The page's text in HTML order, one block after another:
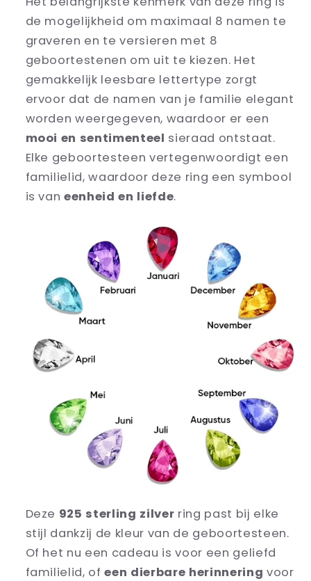
de mogelijkheid om maximaal 8 namen te
graveren en te versieren met 8
geboortestenen om uit te kiezen. Het
gemakkelijk leesbare lettertype zorgt
ervoor dat de namen van je familie elegant
worden weergegeven, waardoor er een
mooi en sentimenteel sieraad ontstaat.
Elke geboortesteen vertegenwoordigt een
familielid, waardoor deze ring een symbool
is vaneenheid en liefde.
Deze 925 sterling zilver ring past bij elke
stijl dankzij de kleur van de geboortesteen.
Of het nu een cadeau is voor een geliefd
familielid, ofeen dierbare herinnering voor